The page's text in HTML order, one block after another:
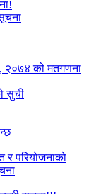
२०७४ को मतगणना
सुची
र परियोजनाको